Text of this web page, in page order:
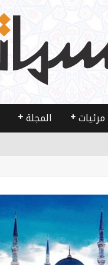
مرئيات المجلة